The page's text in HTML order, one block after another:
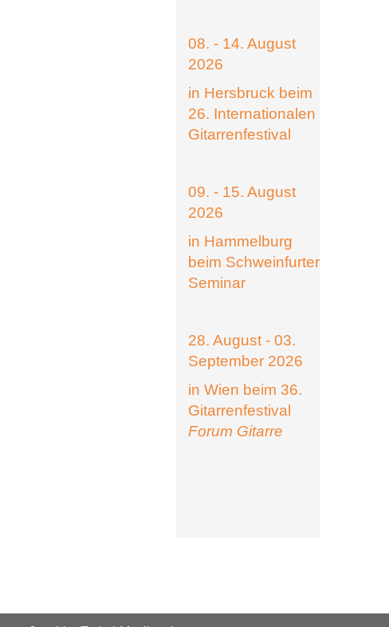
08. - 14. August
2026
in Hersbruck beim
26. Internationalen
Gitarrenfestival
09. - 15. August
2026
in Hammelburg
beim Schweinfurter
Seminar
28. August - 03.
September 2026
in Wien beim 36.
Gitarrenfestival
Forum Gitarre